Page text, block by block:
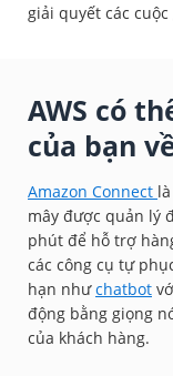
giải quyết các
AWS có
của bạn
Amazon Connect
mây được quản lý
phút để hỗ trợ
các công cụ tự
hạn nhưchatbot
động bằng giọng
của khách hàng.